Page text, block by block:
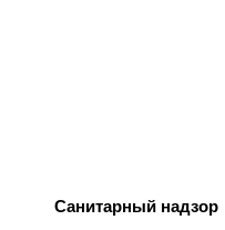
Санитарный надзор